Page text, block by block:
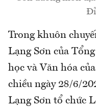
Trong khuôn
Lạng Sơn của
học và Văn hóa
chiều ngày 28/6/
Lạng Sơn tổ chức